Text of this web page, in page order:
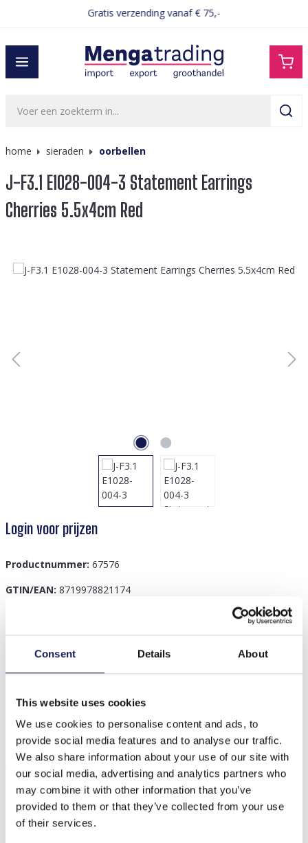
Consent Details About
This website uses cookies
We use cookies to personalise content and ads, to
provide social media features and to analyse our traffic.
We also share information about your use of our site with
our social media, advertising and analytics partners who
may combine it with other information that you’ve
provided to them or that they’ve collected from your use
of their services.
Gratis verzending vanaf € 75,-
home sieraden oorbellen
J-F3.1 E1028-004-3 Statement Earrings
Cherries 5.5x4cm Red
Afbeeldingengalerij overslaan
Login voor prijzen
Productnummer: 67576
GTIN/EAN: 8719978821174
Introductie van de J-F3.1 E1028-004-3 Statement-
aanraking toevoegt aan el…
Anderen kochten ook